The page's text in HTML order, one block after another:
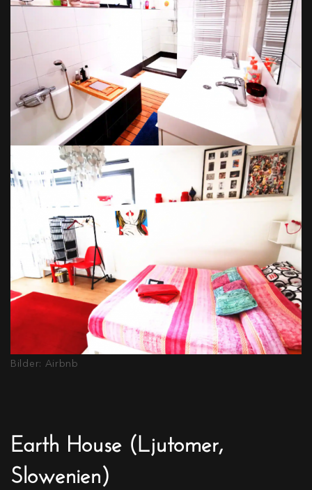
Bilder: Airbnb
Earth House (Ljutomer,
Slowenien)